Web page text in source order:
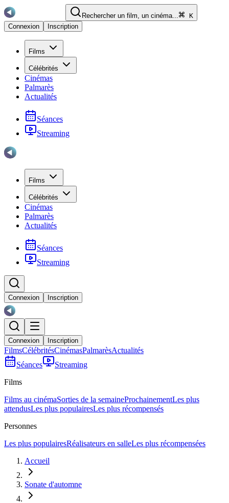
Rechercher un film, un cinéma...
K
Connexion
Inscription
Films
Célébrités
Cinémas
Palmarès
Actualités
Séances
Streaming
Films
Célébrités
Cinémas
Palmarès
Actualités
Séances
Streaming
Connexion Inscription
Connexion Inscription
FilmsCélébritésCinémasPalmarèsActualités
Séances
Streaming
Films
Films au cinémaSorties de la semaineProchainementLes plus
attendusLes plus populairesLes plus récompensés
Personnes
Les plus populairesRéalisateurs en salleLes plus récompensées
Accueil
Sonate d'automne